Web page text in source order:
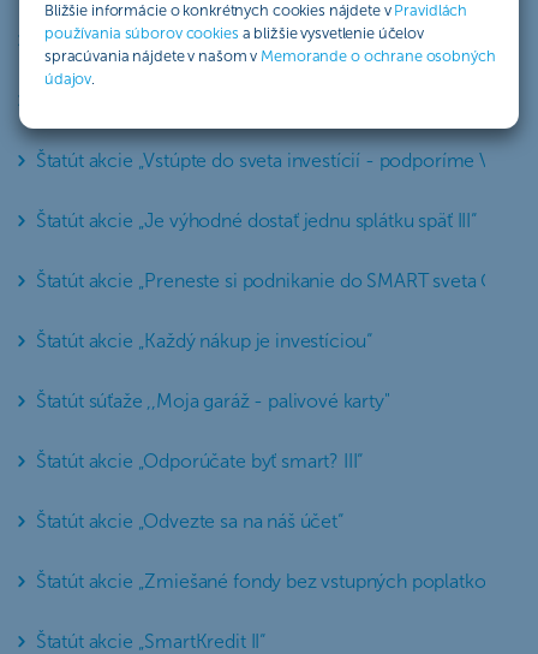
Bližšie informácie o konkrétnych cookies nájdete v Pravidlách
používania súborov cookies a bližšie vysvetlenie účelov
spracúvania nájdete v našom v Memorande o ochrane osobných
údajov.
Štatút súťaže Perspektiv Plus 5 - Svetový výber
Štatút akcie „Vstúpte do sveta investícií - podporíme Vás
Štatút akcie „Je výhodné dostať jednu splátku späť III“
Štatút akcie „Preneste si podnikanie do SMART sveta ČSOB
Štatút akcie „Každý nákup je investíciou“
Štatút súťaže ,,Moja garáž - palivové karty"
Štatút akcie „Odporúčate byť smart? III“
Štatút akcie „Odvezte sa na náš účet“
Štatút akcie „Zmiešané fondy bez vstupných poplatkov“
Štatút akcie „SmartKredit II“